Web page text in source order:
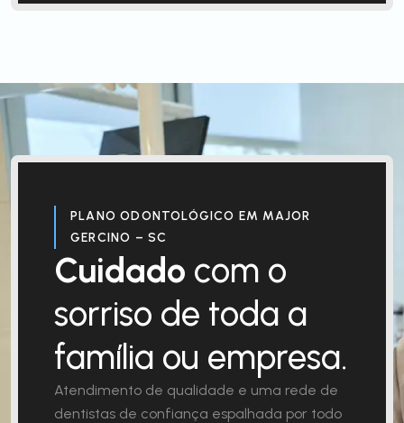
PLANO ODONTOLÓGICO EM MAJOR
GERCINO – SC
Cuidado com o
sorriso de toda a
família ou empresa.
Atendimento de qualidade e uma rede de
dentistas de confiança espalhada por todo